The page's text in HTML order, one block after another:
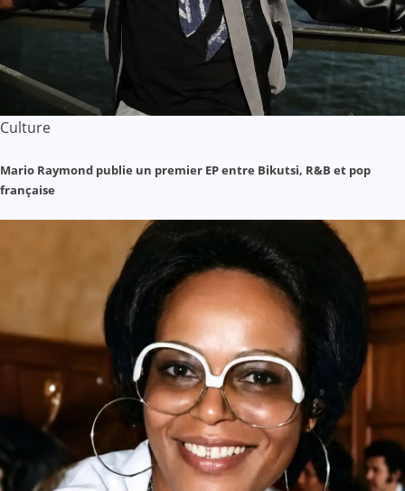
Culture
Mario Raymond publie un premier EP entre Bikutsi, R&B et pop
française